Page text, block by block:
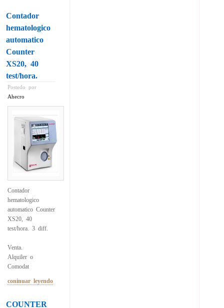
Contador
hematologico
automatico
Counter
XS20, 40
test/hora.
Postedo por
Ahecro
Contador
hematologico
automatico Counter
XS20, 40
test/hora. 3 diff.
Venta.
Alquiler o
Comodat
coninuar leyendo
COUNTER